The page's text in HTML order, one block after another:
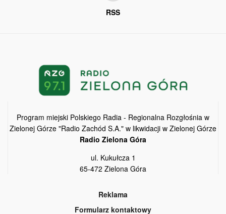
RSS
Program miejski Polskiego Radia - Regionalna Rozgłośnia w
Zielonej Górze "Radio Zachód S.A." w likwidacji w Zielonej Górze
Radio Zielona Góra
ul. Kukułcza 1
65-472 Zielona Góra
Reklama
Formularz kontaktowy